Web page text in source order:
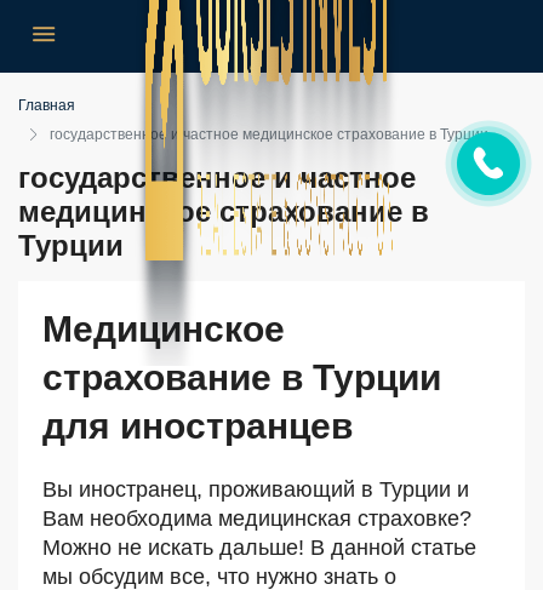
Главная
государственное и частное медицинское страхование в Турции
государственное и частное
медицинское страхование в
Турции
Медицинское
страхование в Турции
для иностранцев
Вы иностранец, проживающий в Турции и
Вам необходима медицинская страховке?
Можно не искать дальше! В данной статье
мы обсудим все, что нужно знать о